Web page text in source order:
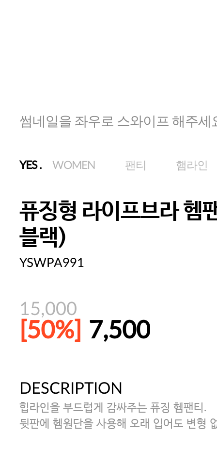
썸네일을 좌우로 스와이프 해주세
YES. WOMEN 팬티 햄라인
퓨징형 라이프브라 헴
블랙)
YSWPA991
15,000
[50%] 7,500
주말특가 20%(8.7~8.9)/5만원 이
[썸머블프] 1만원 할인 쿠폰(8.1~31)
DESCRIPTION
힙라인을 부드럽게 감싸주는 퓨징 헴팬티.
뒷판에 헴원단을 사용해 오래 입어도 변형